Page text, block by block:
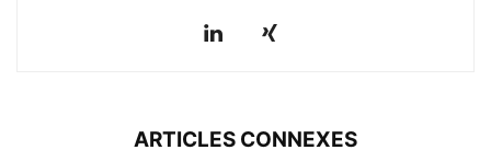
ARTICLES CONNEXES